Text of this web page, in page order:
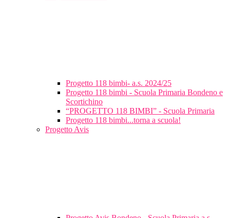
Progetto 118 bimbi- a.s. 2024/25
Progetto 118 bimbi - Scuola Primaria Bondeno e
Scortichino
“PROGETTO 118 BIMBI” - Scuola Primaria
Progetto 118 bimbi...torna a scuola!
Progetto Avis